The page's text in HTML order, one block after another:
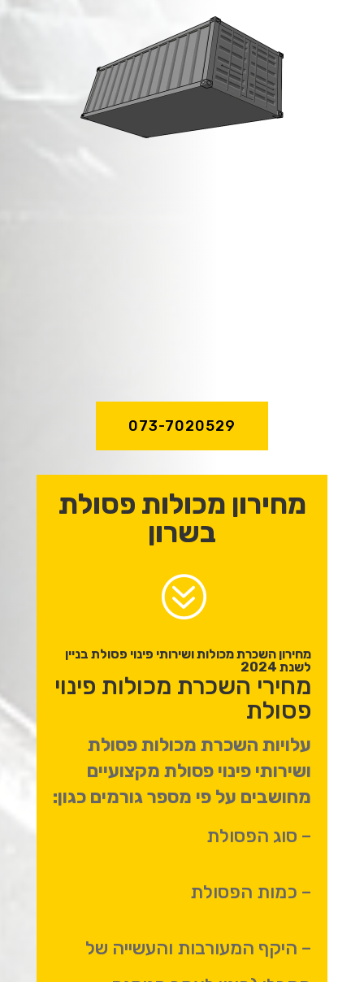
073-7020529
מחירון מכולות פסולת
בשרון
?
מחירון השכרת מכולות ושירותי פינוי פסולת בניין
לשנת 2024
מחירי השכרת מכולות פינוי
פסולת
עלויות השכרת מכולות פסולת
ושירותי פינוי פסולת מקצועיים
מחושבים על פי מספר גורמים כגון:
– סוג הפסולת
– כמות הפסולת
– היקף המעורבות והעשייה של